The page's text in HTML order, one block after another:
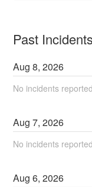
Past Incidents
Aug8,2026
No incidents
Aug7,2026
No incidents
Aug6,2026